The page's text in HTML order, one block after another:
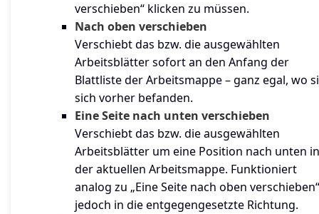
verschieben“ klicken zu müssen.
Nach oben verschieben
Verschiebt das bzw. die ausgewählten
Arbeitsblätter sofort an den Anfang der
Blattliste der Arbeitsmappe – ganz egal, wo
sich vorher befanden.
Eine Seite nach unten verschieben
Verschiebt das bzw. die ausgewählten
Arbeitsblätter um eine Position nach unten in
der aktuellen Arbeitsmappe. Funktioniert
analog zu „Eine Seite nach oben
jedoch in die entgegengesetzte Richtung.